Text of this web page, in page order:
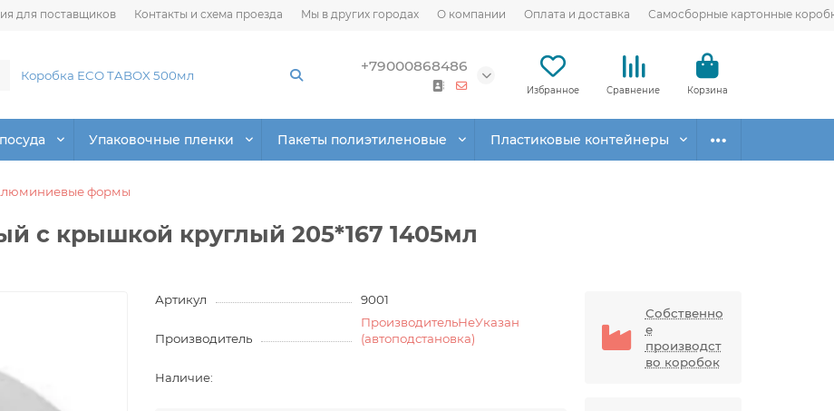
для поставщиков Контакты и схема проезда Мы в других городах О компании Оплата и доставка Самосборные картонные
+79000868486
Избранное Сравнение Корзина
Упаковочные пленки Пакеты полиэтиленовые Пластиковые контейнеры
формы
с крышкой круглый 205*167 1405мл
Артикул 9001
Производитель
ПроизводительНеУказан
(автоподстановка)
Наличие:
Собственно
е
производст
во коробок